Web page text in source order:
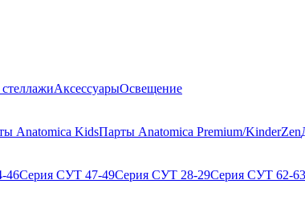
АксессуарыОсвещение
Anatomica KidsПарты Anatomica Premium/KinderZen
46Серия СУТ 47-49Серия СУТ 28-29Серия СУТ 62-63